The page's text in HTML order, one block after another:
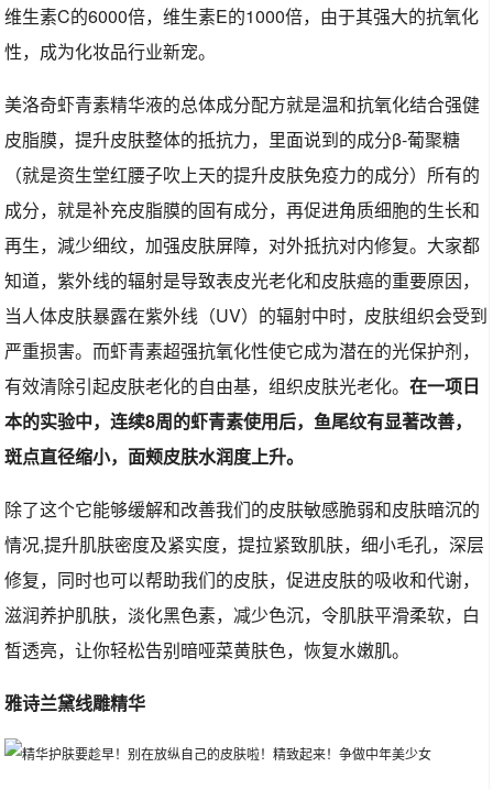
维生素C的6000倍，维生素E的1000倍，由于其强大的抗氧化
性，成为化妆品行业新宠。
美洛奇虾青素精华液的总体成分配方就是温和抗氧化结合强健
皮脂膜，提升皮肤整体的抵抗力，里面说到的成分β-葡聚糖
（就是资生堂红腰子吹上天的提升皮肤免疫力的成分）所有的
成分，就是补充皮脂膜的固有成分，再促进角质细胞的生长和
再生，減少细纹，加强皮肤屏障，对外抵抗对内修复。大家都
知道，紫外线的辐射是导致表皮光老化和皮肤癌的重要原因，
当人体皮肤暴露在紫外线（UV）的辐射中时，皮肤组织会受到
严重损害。而虾青素超强抗氧化性使它成为潜在的光保护剂，
有效清除引起皮肤老化的自由基，组织皮肤光老化。在一项日
本的实验中，连续8周的虾青素使用后，鱼尾纹有显著改善，
斑点直径缩小，面颊皮肤水润度上升。
除了这个它能够缓解和改善我们的皮肤敏感脆弱和皮肤暗沉的
情况,提升肌肤密度及紧实度，提拉紧致肌肤，细小毛孔，深层
修复，同时也可以帮助我们的皮肤，促进皮肤的吸收和代谢，
滋润养护肌肤，淡化黑色素，减少色沉，令肌肤平滑柔软，白
皙透亮，让你轻松告别暗哑菜黄肤色，恢复水嫩肌。
雅诗兰黛线雕精华